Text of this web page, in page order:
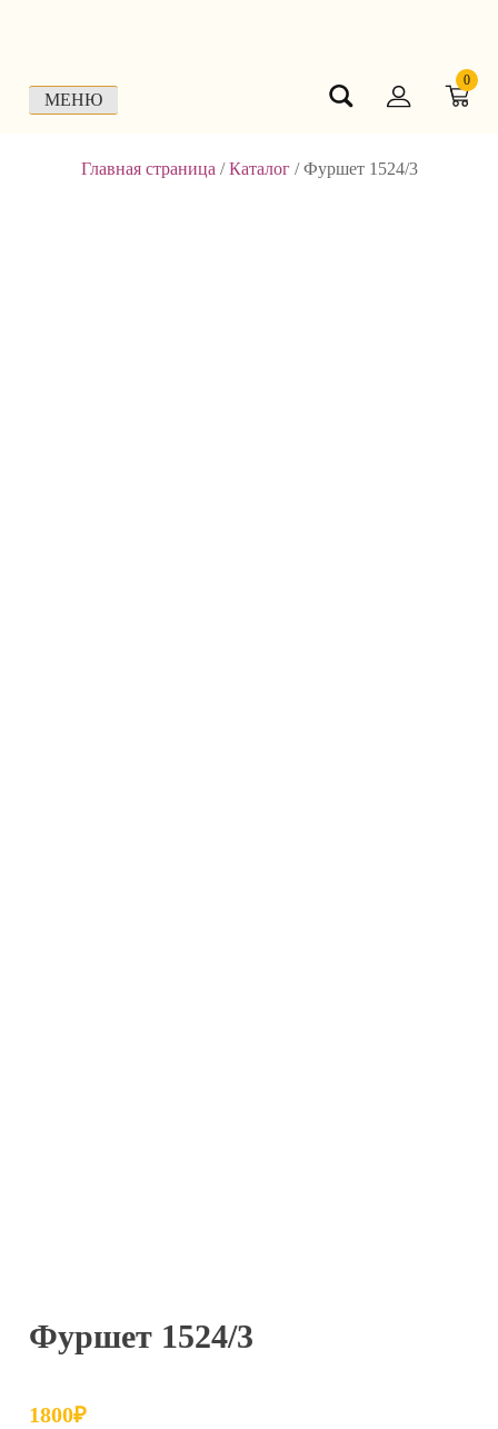
МЕНЮ
0
Главная страница /Каталог/Фуршет 1524/3
Фуршет 1524/3
1800₽